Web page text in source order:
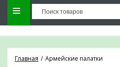
Главная Армейские палатки
Отправим
проконсультируем